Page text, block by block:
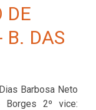
DE
B. DAS
Barbosa Neto
Borges 2º vice: